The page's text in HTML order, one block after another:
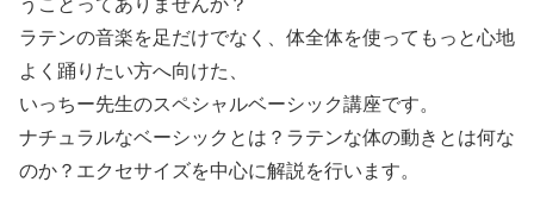
うことってありませんか？
ラテンの音楽を足だけでなく、体全体を使ってもっと心地
よく踊りたい方へ向けた、
いっちー先生のスペシャルベーシック講座です。
ナチュラルなベーシックとは？ラテンな体の動きとは何な
のか？エクセサイズを中心に解説を行います。